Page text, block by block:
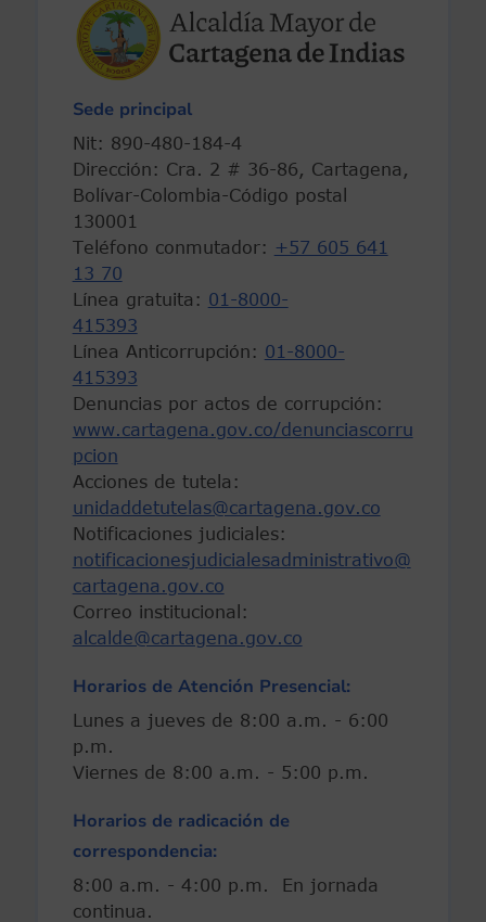
Sede principal
Nit: 890-480-184-4
Dirección: Cra. 2 # 36-86, Cartagena,
Bolívar-Colombia-Código postal
130001
Teléfono conmutador: +57 605 641
13 70
Línea gratuita: 01-8000-
415393
Línea Anticorrupción: 01-8000-
415393
Denuncias por actos de corrupción:
www.cartagena.gov.co/denunciascorru
pcion
Acciones de tutela:
unidaddetutelas@cartagena.gov.co
Notificaciones judiciales:
notificacionesjudicialesadministrativo@
cartagena.gov.co
Correo institucional:
alcalde@cartagena.gov.co
Horarios de Atención Presencial:
Lunes a jueves de 8:00 a.m. - 6:00
p.m.
Viernes de 8:00 a.m. - 5:00 p.m.
Horarios de radicación de
correspondencia:
8:00 a.m. - 4:00 p.m. En jornada
continua.